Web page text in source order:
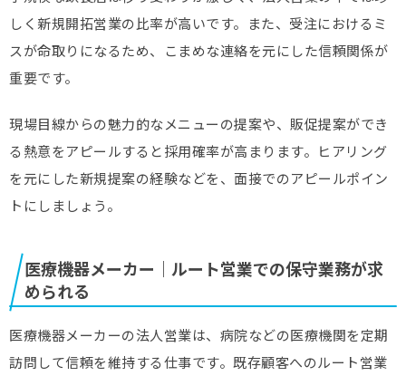
しく新規開拓営業の比率が高いです。また、受注におけるミ
スが命取りになるため、こまめな連絡を元にした信頼関係が
重要です。
現場目線からの魅力的なメニューの提案や、販促提案ができ
る熱意をアピールすると採用確率が高まります。ヒアリング
を元にした新規提案の経験などを、面接でのアピールポイン
トにしましょう。
医療機器メーカー｜ルート営業での保守業務が求
められる
医療機器メーカーの法人営業は、病院などの医療機関を定期
訪問して信頼を維持する仕事です。既存顧客へのルート営業